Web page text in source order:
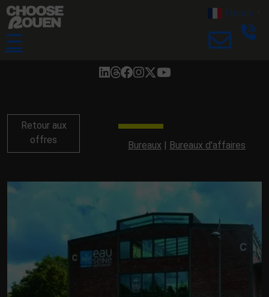
☰
French
Retour aux
offres
Bureaux Bureaux d'affaires